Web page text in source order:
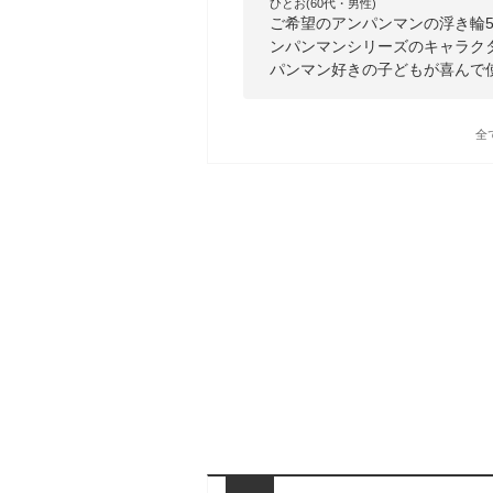
ひとお(60代・男性)
ご希望のアンパンマンの浮き
ンパンマンシリーズのキャラ
パンマン好きの子どもが喜ん
全